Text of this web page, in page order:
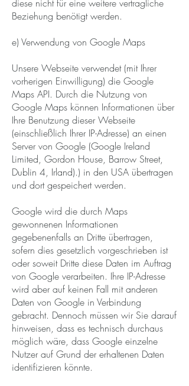
diese nicht für eine weitere vertragliche
Beziehung benötigt werden.
e) Verwendung von Google Maps
Unsere Webseite verwendet (mit Ihrer
vorherigen Einwilligung) die Google
Maps API. Durch die Nutzung von
Google Maps können Informationen über
Ihre Benutzung dieser Webseite
(einschließlich Ihrer IP-Adresse) an einen
Server von Google (Google Ireland
Limited, Gordon House, Barrow Street,
Dublin 4, Irland).) in den USA übertragen
und dort gespeichert werden.
Google wird die durch Maps
gewonnenen Informationen
gegebenenfalls an Dritte übertragen,
sofern dies gesetzlich vorgeschrieben ist
oder soweit Dritte diese Daten im Auftrag
von Google verarbeiten. Ihre IP-Adresse
wird aber auf keinen Fall mit anderen
Daten von Google in Verbindung
gebracht. Dennoch müssen wir Sie darauf
hinweisen, dass es technisch durchaus
möglich wäre, dass Google einzelne
Nutzer auf Grund der erhaltenen Daten
identifizieren könnte.